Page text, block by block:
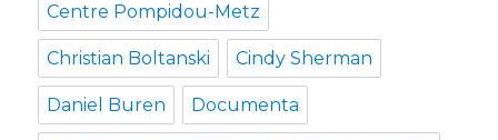
Centre Pompidou-Metz
Christian Boltanski Cindy Sherman
Daniel Buren Documenta